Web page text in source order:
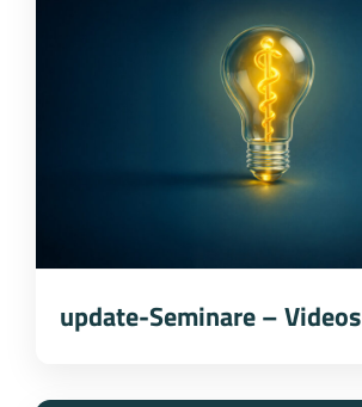
update-Seminare – Videos